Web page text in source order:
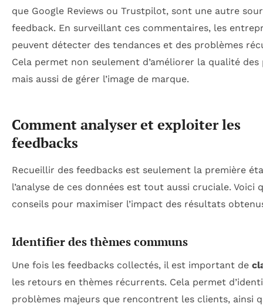
que Google Reviews ou Trustpilot, sont une autre
feedback. En surveillant ces commentaires, les
peuvent détecter des tendances et des problèmes
Cela permet non seulement d’améliorer la qualité
mais aussi de gérer l’image de marque.
Comment analyser et exploiter les
feedbacks
Recueillir des feedbacks est seulement la première
l’analyse de ces données est tout aussi cruciale. Voici
conseils pour maximiser l’impact des résultats
Identifier des thèmes communs
Une fois les feedbacks collectés, il est important de
les retours en thèmes récurrents. Cela permet
problèmes majeurs que rencontrent les clients, ainsi